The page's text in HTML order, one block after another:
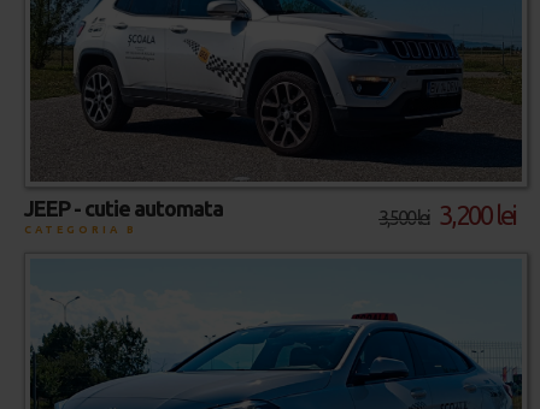
3,500 lei 3,200 lei
JEEP - cutie automata
CATEGORIA B